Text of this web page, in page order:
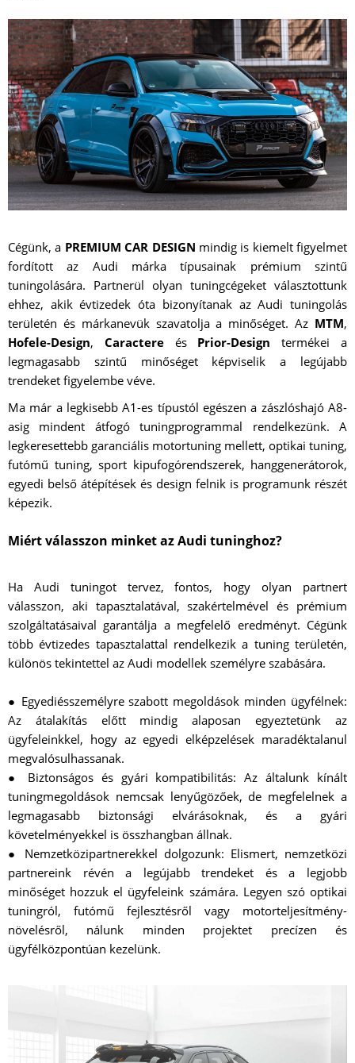
Cégünk, a PREMIUM CAR DESIGN mindig is kiemelt figyelmet
fordított az Audi márka típusainak prémium szintű
tuningolására. Partnerül olyan tuningcégeket választottunk
ehhez, akik évtizedek óta bizonyítanak az Audi tuningolás
területén és márkanevük szavatolja a minőséget. Az MTM,
Hofele-Design, Caractereés Prior-Design termékei a
legmagasabb szintű minőséget képviselik a legújabb
trendeket figyelembe véve.
Ma már a legkisebb A1-es típustól egészen a zászlóshajó A8-
asig mindent átfogó tuningprogrammal rendelkezünk. A
legkeresettebb garanciális motortuning mellett, optikai tuning,
futómű tuning, sport kipufogórendszerek, hanggenerátorok,
egyedi belső átépítések és design felnik is programunk részét
képezik.
Miért válasszon minket az Audi tuninghoz?
Ha Audi tuningot tervez, fontos, hogy olyan partnert
válasszon, aki tapasztalatával, szakértelmével és prémium
szolgáltatásaival garantálja a megfelelő eredményt. Cégünk
több évtizedes tapasztalattal rendelkezik a tuning területén,
különös tekintettel az Audi modellek személyre szabására.
● Egyediésszemélyre szabott megoldások minden ügyfélnek:
Az átalakítás előtt mindig alaposan egyeztetünk az
ügyfeleinkkel, hogy az egyedi elképzelések maradéktalanul
megvalósulhassanak.
● Biztonságos és gyári kompatibilitás: Az általunk kínált
tuningmegoldások nemcsak lenyűgözőek, de megfelelnek a
legmagasabb biztonsági elvárásoknak, és a gyári
követelményekkel is összhangban állnak.
● Nemzetközipartnerekkel dolgozunk: Elismert, nemzetközi
partnereink révén a legújabb trendeket és a legjobb
minőséget hozzuk el ügyfeleink számára. Legyen szó optikai
tuningról, futómű fejlesztésről vagy motorteljesítmény-
növelésről, nálunk minden projektet precízen és
ügyfélközpontúan kezelünk.